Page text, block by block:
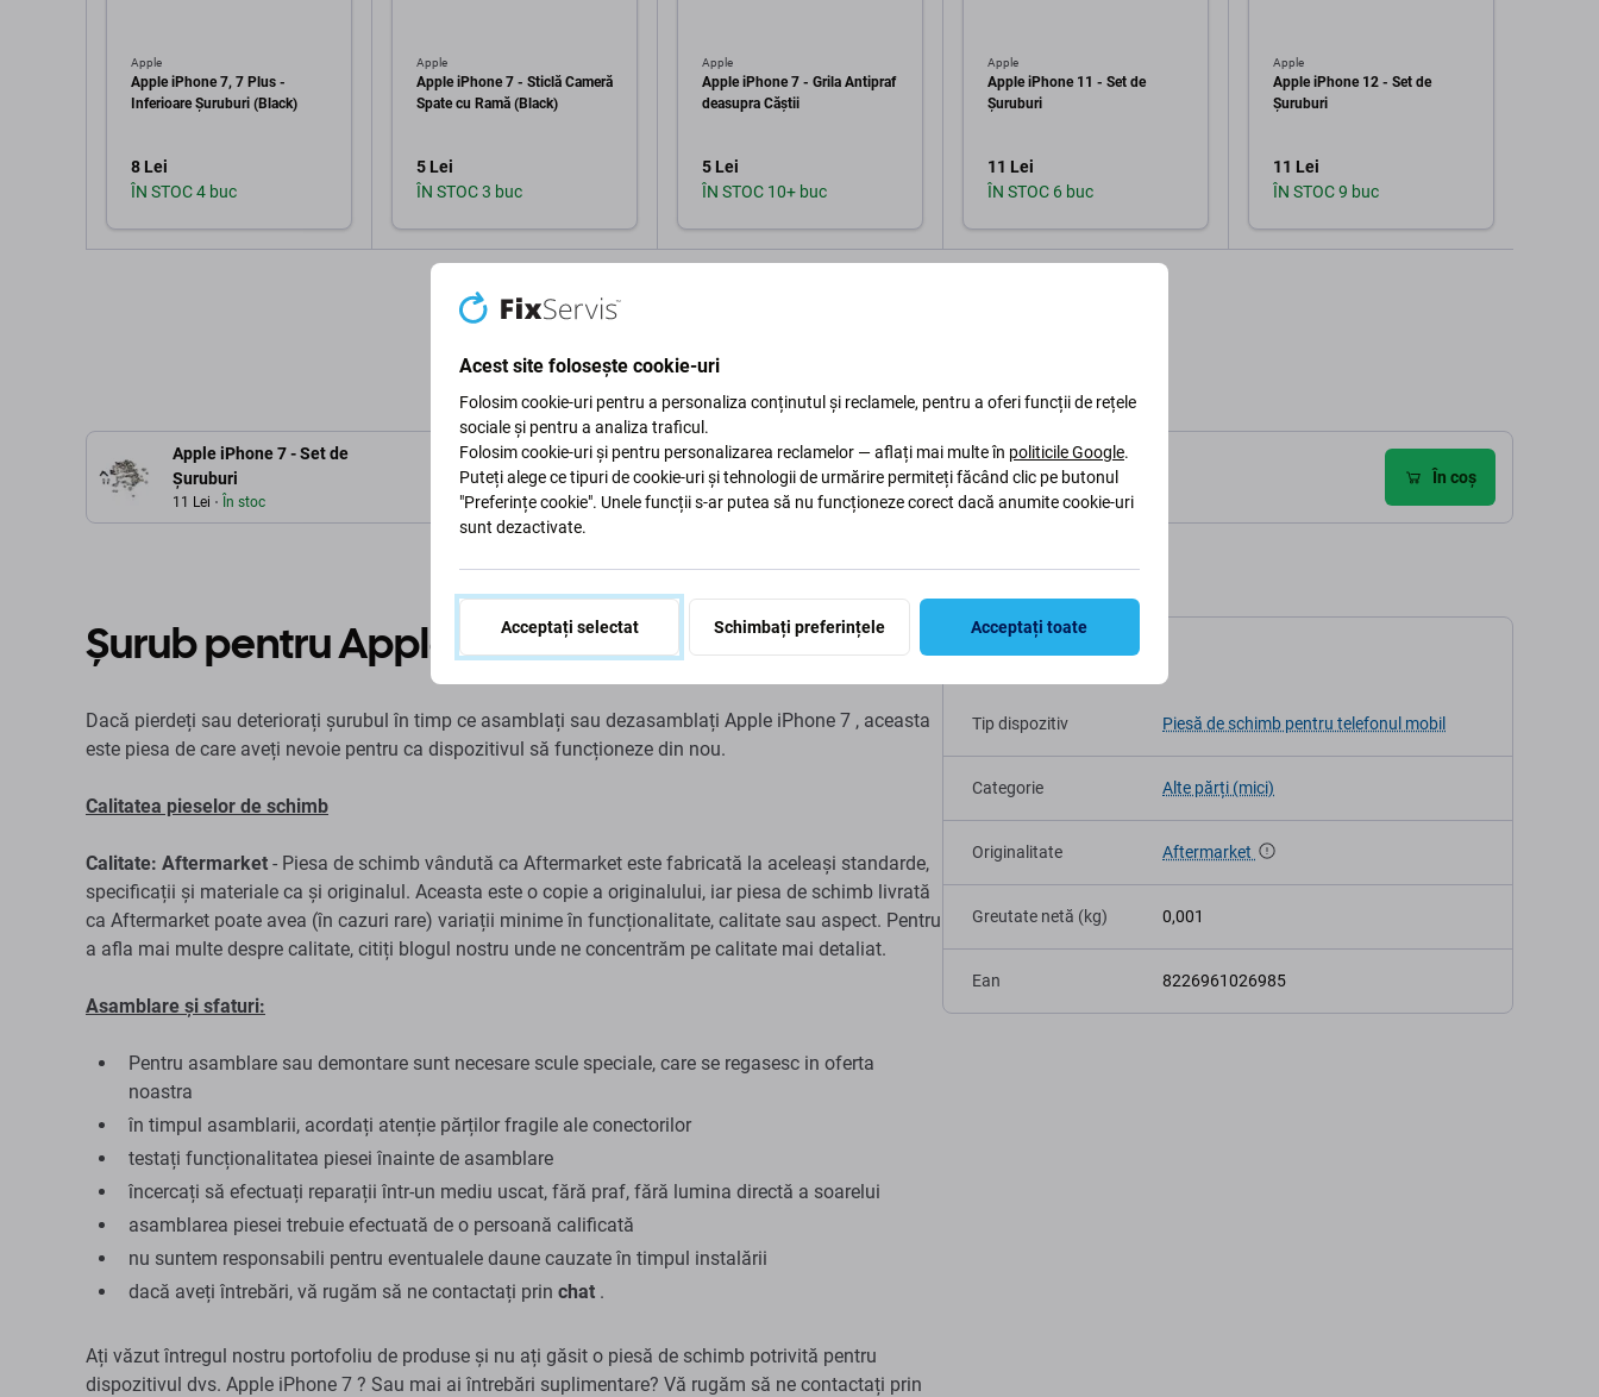
Apple
Apple iPhone 7, 7 Plus -
Inferioare Șuruburi (Black)
8 Lei
ÎN STOC 4 buc
Apple
Apple iPhone 7 - Sticlă Cameră
Spate cu Ramă (Black)
5 Lei
ÎN STOC 3 buc
Apple
Apple iPhone 7 - Grila Antipraf
deasupra Căștii
5 Lei
ÎN STOC 10+ buc
Apple
Apple iPhone 11 - Set de
Șuruburi
11 Lei
ÎN STOC 6 buc
Apple
Apple iPhone 12 - Set de
Șuruburi
11 Lei
ÎN STOC 9 buc
Apple iPhone 7 - Set de
Șuruburi
11 Lei În stoc
Descriere și specificații Calitate Livrare și retururi Recenzii (1) În coș
Șurub pentru Apple iPhone 7
Dacă pierdeți sau deteriorați șurubul în timp ce asamblați sau dezasamblați Apple iPhone 7 , aceasta
este piesa de care aveți nevoie pentru ca dispozitivul să funcționeze din nou.
Calitatea pieselor de schimb
Calitate: Aftermarket - Piesa de schimb vândută ca Aftermarket este fabricată la aceleași standarde,
specificații și materiale ca și originalul. Aceasta este o copie a originalului, iar piesa de schimb livrată
ca Aftermarket poate avea (în cazuri rare) variații minime în funcționalitate, calitate sau aspect. Pentru
a afla mai multe despre calitate, citiți blogul nostru unde ne concentrăm pe calitate mai detaliat.
Asamblare și sfaturi:
Pentru asamblare sau demontare sunt necesare scule speciale, care se regasesc in oferta
noastra
în timpul asamblarii, acordați atenție părților fragile ale conectorilor
testați funcționalitatea piesei înainte de asamblare
încercați să efectuați reparații într-un mediu uscat, fără praf, fără lumina directă a soarelui
asamblarea piesei trebuie efectuată de o persoană calificată
nu suntem responsabili pentru eventualele daune cauzate în timpul instalării
dacă aveți întrebări, vă rugăm să ne contactați prin chat .
Ați văzut întregul nostru portofoliu de produse și nu ați găsit o piesă de schimb potrivită pentru
dispozitivul dvs. Apple iPhone 7 ? Sau mai ai întrebări suplimentare? Vă rugăm să ne contactați prin
Specificații
Tip dispozitiv Piesă de schimb pentru telefonul mobil
Categorie Alte părți (mici)
Originalitate Aftermarket
Greutate netă (kg) 0,001
Ean 8226961026985
Acest site folosește cookie-uri
Folosim cookie-uri pentru a personaliza conținutul și reclamele, pentru a oferi funcții de rețele
sociale și pentru a analiza traficul.
Folosim cookie-uri și pentru personalizarea reclamelor — aflați mai multe în politicile Google.
Puteți alege ce tipuri de cookie-uri și tehnologii de urmărire permiteți făcând clic pe butonul
"Preferințe cookie". Unele funcții s-ar putea să nu funcționeze corect dacă anumite cookie-uri
sunt dezactivate.
Acceptați selectat Schimbați preferințele Acceptați toate